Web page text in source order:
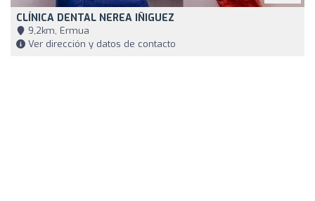
CLÍNICA DENTAL NEREA IÑIGUEZ
9,2km, Ermua
Ver dirección y datos de contacto